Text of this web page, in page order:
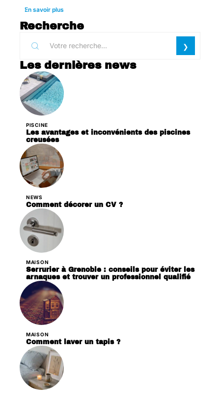
En savoir plus
Recherche
Les dernières news
PISCINE
Les avantages et inconvénients des piscines
creusées
NEWS
Comment décorer un CV ?
MAISON
Serrurier à Grenoble : conseils pour éviter les
arnaques et trouver un professionnel qualifié
MAISON
Comment laver un tapis ?